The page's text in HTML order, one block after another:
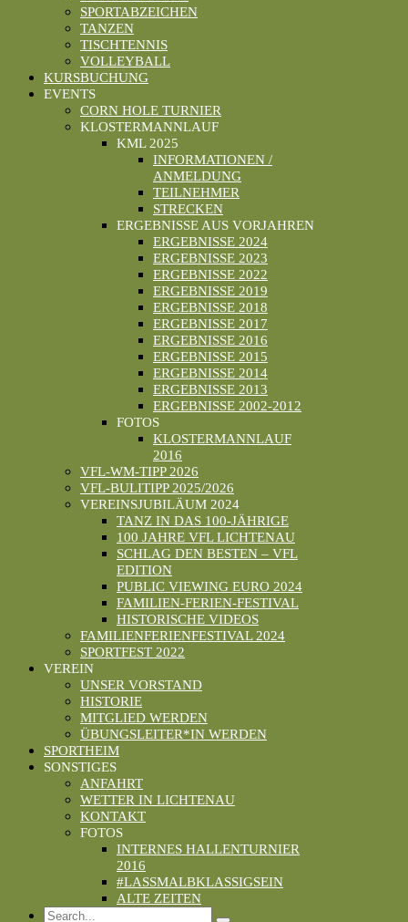
SPORTABZEICHEN
TANZEN
TISCHTENNIS
VOLLEYBALL
KURSBUCHUNG
EVENTS
CORN HOLE TURNIER
KLOSTERMANNLAUF
KML 2025
INFORMATIONEN /
ANMELDUNG
TEILNEHMER
STRECKEN
ERGEBNISSE AUS VORJAHREN
ERGEBNISSE 2024
ERGEBNISSE 2023
ERGEBNISSE 2022
ERGEBNISSE 2019
ERGEBNISSE 2018
ERGEBNISSE 2017
ERGEBNISSE 2016
ERGEBNISSE 2015
ERGEBNISSE 2014
ERGEBNISSE 2013
ERGEBNISSE 2002-2012
FOTOS
KLOSTERMANNLAUF
2016
VFL-WM-TIPP 2026
VFL-BULITIPP 2025/2026
VEREINSJUBILÄUM 2024
TANZ IN DAS 100-JÄHRIGE
100 JAHRE VFL LICHTENAU
SCHLAG DEN BESTEN – VFL
EDITION
PUBLIC VIEWING EURO 2024
FAMILIEN-FERIEN-FESTIVAL
HISTORISCHE VIDEOS
FAMILIENFERIENFESTIVAL 2024
SPORTFEST 2022
VEREIN
UNSER VORSTAND
HISTORIE
MITGLIED WERDEN
ÜBUNGSLEITER*IN WERDEN
SPORTHEIM
SONSTIGES
ANFAHRT
WETTER IN LICHTENAU
KONTAKT
FOTOS
INTERNES HALLENTURNIER
2016
#LASSMALBKLASSIGSEIN
ALTE ZEITEN
Search